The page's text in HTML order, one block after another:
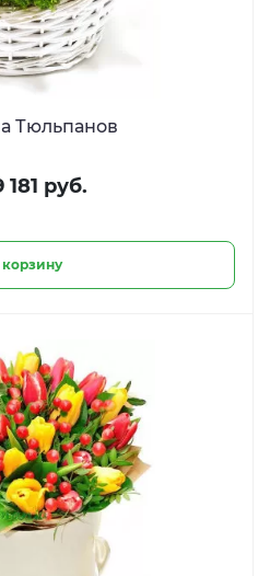
Тюльпанов
181 руб.
корзину